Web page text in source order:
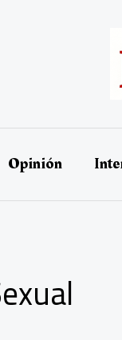
Opinión